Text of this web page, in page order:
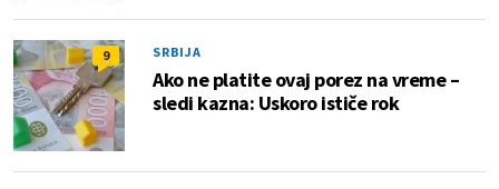
9 SRBIJA
Ako ne platite ovaj porez na vreme –
sledi kazna: Uskoro ističe rok